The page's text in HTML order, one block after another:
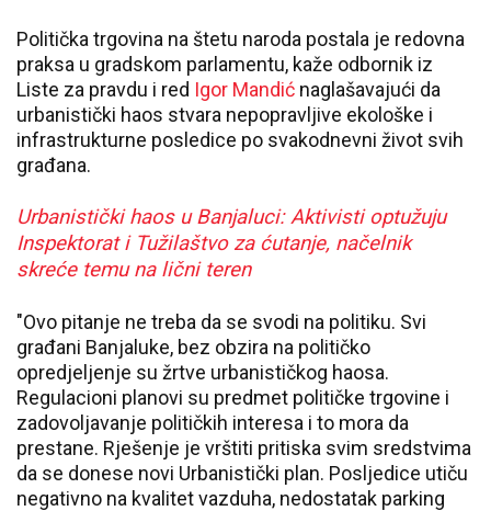
Politička trgovina na štetu naroda postala je redovna
praksa u gradskom parlamentu, kaže odbornik iz
Liste za pravdu i red Igor Mandić naglašavajući da
urbanistički haos stvara nepopravljive ekološke i
infrastrukturne posledice po svakodnevni život svih
građana.
Urbanistički haos u Banjaluci: Aktivisti optužuju
Inspektorat i Tužilaštvo za ćutanje, načelnik
skreće temu na lični teren
"Ovo pitanje ne treba da se svodi na politiku. Svi
građani Banjaluke, bez obzira na političko
opredjeljenje su žrtve urbanističkog haosa.
Regulacioni planovi su predmet političke trgovine i
zadovoljavanje političkih interesa i to mora da
prestane. Rješenje je vrštiti pritiska svim sredstvima
da se donese novi Urbanistički plan. Posljedice utiču
negativno na kvalitet vazduha, nedostatak parking